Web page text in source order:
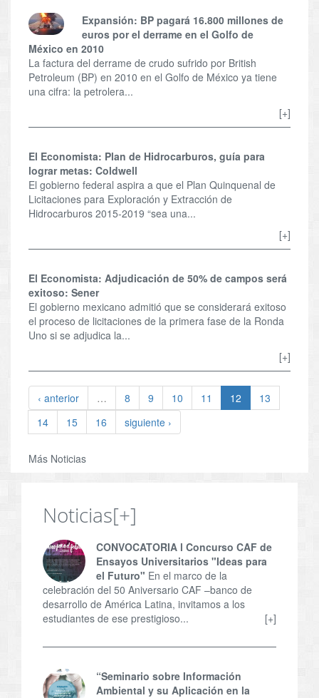
Expansión: BP pagará 16.800 millones de
euros por el derrame en el Golfo de
México en 2010
La factura del derrame de crudo sufrido por British
Petroleum (BP) en 2010 en el Golfo de México ya tiene
una cifra: la petrolera...
[+]
El Economista: Plan de Hidrocarburos, guía para
lograr metas: Coldwell
El gobierno federal aspira a que el Plan Quinquenal de
Licitaciones para Exploración y Extracción de
Hidrocarburos 2015-2019 “sea una...
[+]
El Economista: Adjudicación de 50% de campos será
exitoso: Sener
El gobierno mexicano admitió que se considerará exitoso
el proceso de licitaciones de la primera fase de la Ronda
Uno si se adjudica la...
[+]
‹ anterior … 8 9 10 11 12
13
14
15 16 siguiente ›
Más Noticias
Noticias[+]
CONVOCATORIA l Concurso CAF de
Ensayos Universitarios "Ideas para
el Futuro" En el marco de la
celebración del 50 Aniversario CAF –banco de
desarrollo de América Latina, invitamos a los
estudiantes de ese prestigioso...
[+]
“Seminario sobre Información
Ambiental y su Aplicación en la